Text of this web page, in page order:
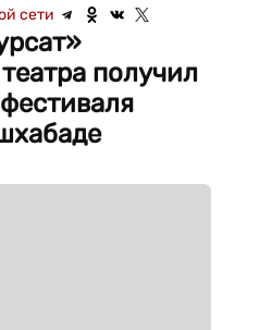
сети
получил